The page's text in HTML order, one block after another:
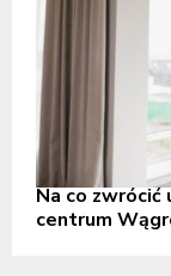
Na co zwrócić
centrum